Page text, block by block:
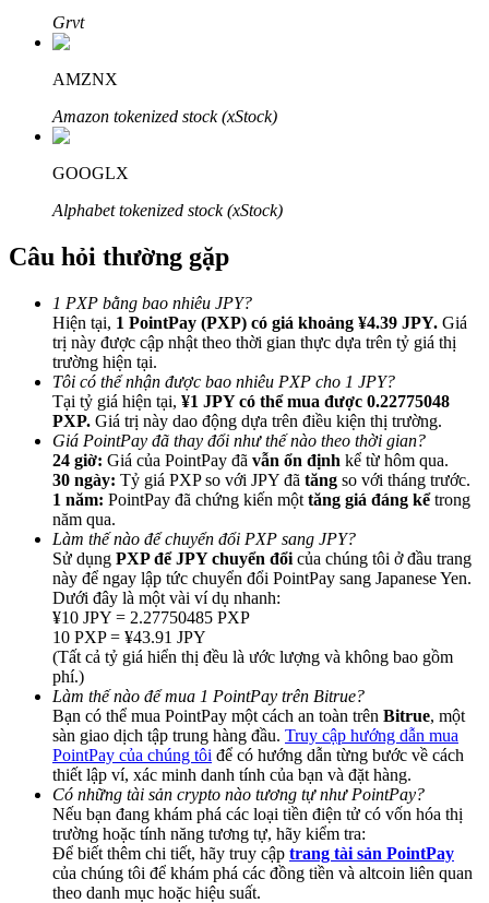
Đối tác Bitrue
Lên đến 65% hoa hồng!
Giới thiệu
Mời một người bạn để nhận phần thưởng tiền mặt
BTC Welcome Rewards
BTC Welcome Rewards
Deposit & Trade BTC to Share 25000 USDT prize pool!
Deposit CASHCAT & Win
Grvt
AMZNX
Amazon tokenized stock (xStock)
GOOGLX
Alphabet tokenized stock (xStock)
Câu hỏi thường gặp
1 PXP bằng bao nhiêu JPY?
Hiện tại, 1 PointPay (PXP) có giá khoảng ¥4.39 JPY. Giá
trị này được cập nhật theo thời gian thực dựa trên tỷ giá thị
trường hiện tại.
Tôi có thể nhận được bao nhiêu PXP cho 1 JPY?
Tại tỷ giá hiện tại, ¥1 JPY có thể mua được 0.22775048
PXP. Giá trị này dao động dựa trên điều kiện thị trường.
Giá PointPay đã thay đổi như thế nào theo thời gian?
24 giờ: Giá của PointPay đã vẫn ổn định kể từ hôm qua.
30 ngày: Tỷ giá PXP so với JPY đã tăng so với tháng trước.
1 năm: PointPay đã chứng kiến một tăng giá đáng kểtrong
năm qua.
Làm thế nào để chuyển đổi PXP sang JPY?
Sử dụng PXP để JPY chuyển đổi của chúng tôi ở đầu trang
này để ngay lập tức chuyển đổi PointPay sang Japanese Yen.
Dưới đây là một vài ví dụ nhanh:
¥10 JPY = 2.27750485 PXP
10 PXP = ¥43.91 JPY
(Tất cả tỷ giá hiển thị đều là ước lượng và không bao gồm
phí.)
Làm thế nào để mua 1 PointPay trên Bitrue?
Bạn có thể mua PointPay một cách an toàn trên Bitrue, một
sàn giao dịch tập trung hàng đầu. Truy cập hướng dẫn mua
PointPay của chúng tôi để có hướng dẫn từng bước về cách
thiết lập ví, xác minh danh tính của bạn và đặt hàng.
Có những tài sản crypto nào tương tự như PointPay?
Nếu bạn đang khám phá các loại tiền điện tử có vốn hóa thị
trường hoặc tính năng tương tự, hãy kiểm tra:
Để biết thêm chi tiết, hãy truy cập trang tài sản PointPay
của chúng tôi để khám phá các đồng tiền và altcoin liên quan
theo danh mục hoặc hiệu suất.